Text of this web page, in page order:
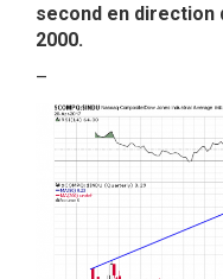
second en direction
2000.
–